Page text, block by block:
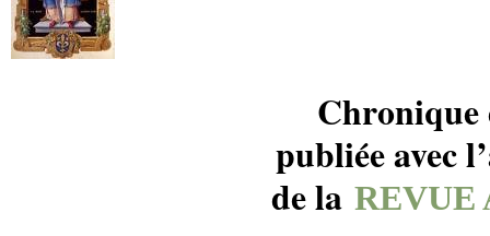
Chronique
publiée avec
de la REVUE